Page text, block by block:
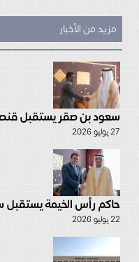
مزيد من الأخبار
سعود بن صقر يستقبل
27 يوليو 2026
حاكم رأس الخيمة يستقبل
22 يوليو 2026